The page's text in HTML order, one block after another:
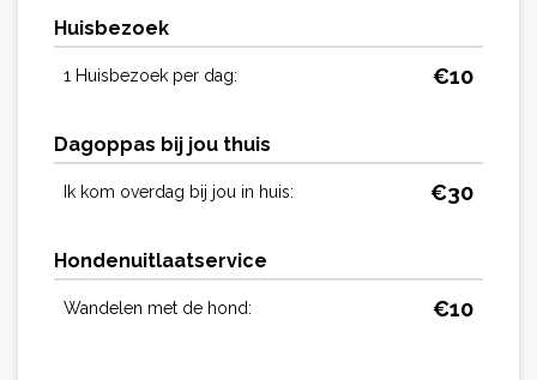
Huisbezoek
1 Huisbezoek per dag: €10
Dagoppas bij jou thuis
Ik kom overdag bij jou in huis: €30
Hondenuitlaatservice
Wandelen met de hond: €10